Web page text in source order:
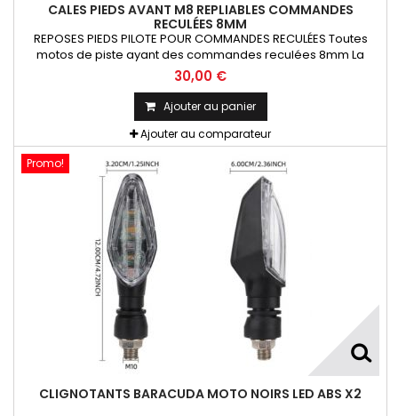
CALES PIEDS AVANT M8 REPLIABLES COMMANDES
RECULÉES 8MM
REPOSES PIEDS PILOTE POUR COMMANDES RECULÉES Toutes
motos de piste ayant des commandes reculées 8mm La
Paire
30,00 €
Ajouter au panier
Ajouter au comparateur
Promo!
CLIGNOTANTS BARACUDA MOTO NOIRS LED ABS X2